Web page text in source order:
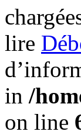
lire
in /
on line